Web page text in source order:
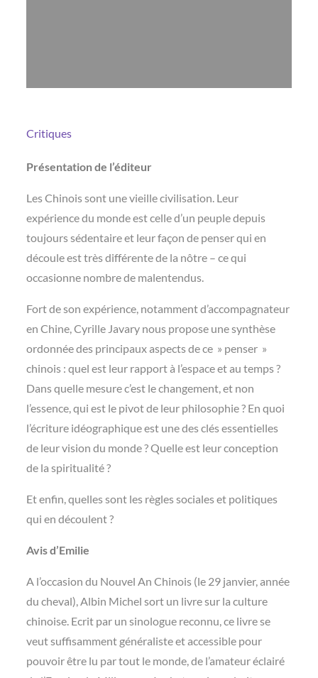
Critiques
Présentation de l’éditeur
Les Chinois sont une vieille civilisation. Leur
expérience du monde est celle d’un peuple depuis
toujours sédentaire et leur façon de penser qui en
découle est très différente de la nôtre – ce qui
occasionne nombre de malentendus.
Fort de son expérience, notamment d’accompagnateur
en Chine, Cyrille Javary nous propose une synthèse
ordonnée des principaux aspects de ce » penser »
chinois : quel est leur rapport à l’espace et au temps ?
Dans quelle mesure c’est le changement, et non
l’essence, qui est le pivot de leur philosophie ? En quoi
l’écriture idéographique est une des clés essentielles
de leur vision du monde ? Quelle est leur conception
de la spiritualité ?
Et enfin, quelles sont les règles sociales et politiques
qui en découlent ?
Avis d’Emilie
A l’occasion du Nouvel An Chinois (le 29 janvier, année
du cheval), Albin Michel sort un livre sur la culture
chinoise. Ecrit par un sinologue reconnu, ce livre se
veut suffisamment généraliste et accessible pour
pouvoir être lu par tout le monde, de l’amateur éclairé